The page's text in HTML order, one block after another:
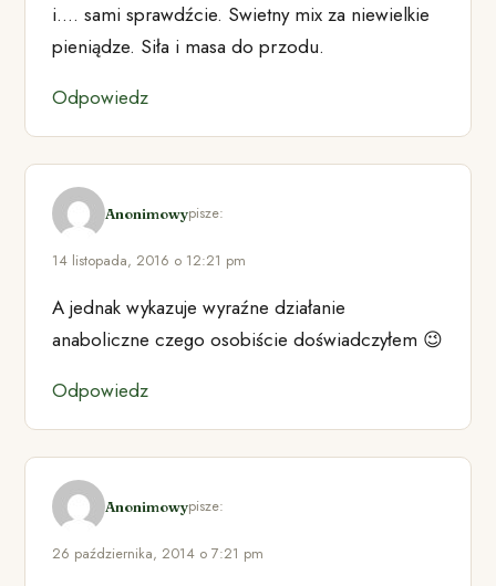
i…. sami sprawdźcie. Swietny mix za niewielkie
pieniądze. Siła i masa do przodu.
Odpowiedz
Anonimowypisze:
14 listopada, 2016 o 12:21 pm
A jednak wykazuje wyraźne działanie
anaboliczne czego osobiście doświadczyłem 😉
Odpowiedz
Anonimowypisze:
26 października, 2014 o 7:21 pm